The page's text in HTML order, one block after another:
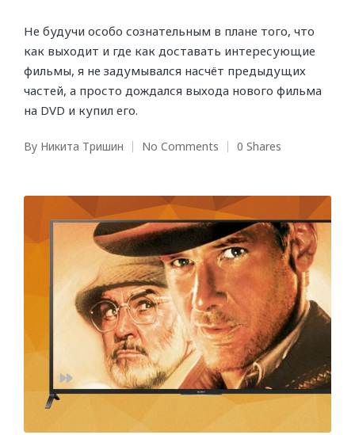
Не будучи особо сознательным в плане того, что
как выходит и где как доставать интересующие
фильмы, я не задумывался насчёт предыдущих
частей, а просто дождался выхода нового фильма
на DVD и купил его.
Posted
By Никита Тришин No Comments 0 Shares